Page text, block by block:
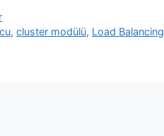
,cluster modülü, Load Balancing